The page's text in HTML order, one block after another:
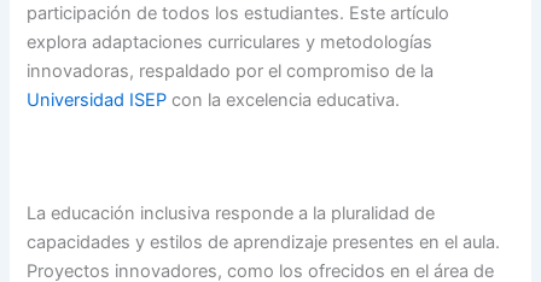
participación de todos los estudiantes. Este artículo
explora adaptaciones curriculares y metodologías
innovadoras, respaldado por el compromiso de la
Universidad ISEP con la excelencia educativa.
La educación inclusiva responde a la pluralidad de
capacidades y estilos de aprendizaje presentes en el aula.
Proyectos innovadores, como los ofrecidos en el área de